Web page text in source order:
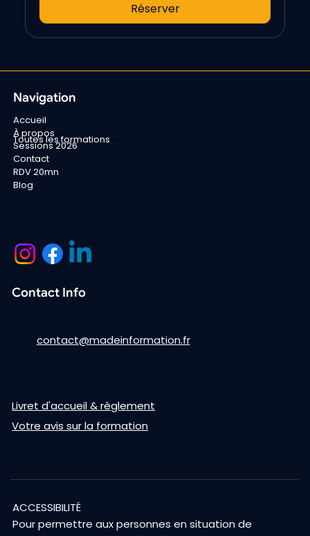
Réserver
Contact Info
contact@madeinformation.fr
Livret d'accueil & règlement
Votre avis sur la formation
Navigation
Accueil
À propos
Toutes les formations
Sessions 2026
Contact
RDV 20mn
Blog
ACCESSIBILITÉ
Pour permettre aux personnes en situation de